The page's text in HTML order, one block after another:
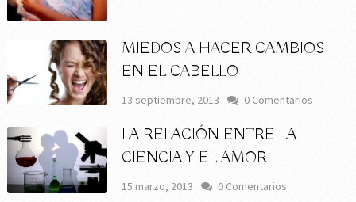
MIEDOS A HACER CAMBIOS
EN EL CABELLO
13 septiembre, 2013 0 Comentarios
LA RELACIÓN ENTRE LA
CIENCIA Y EL AMOR
15 marzo, 2013 0 Comentarios